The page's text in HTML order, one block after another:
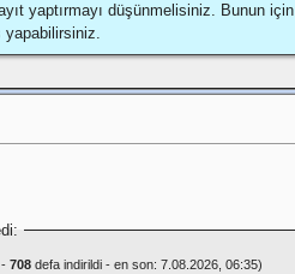
yaptırmayı düşünmelisiniz. Bunun için
708defa indirildi - en son: 7.08.2026, 06:35)